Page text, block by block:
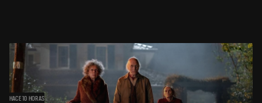
HACE 10 HORAS